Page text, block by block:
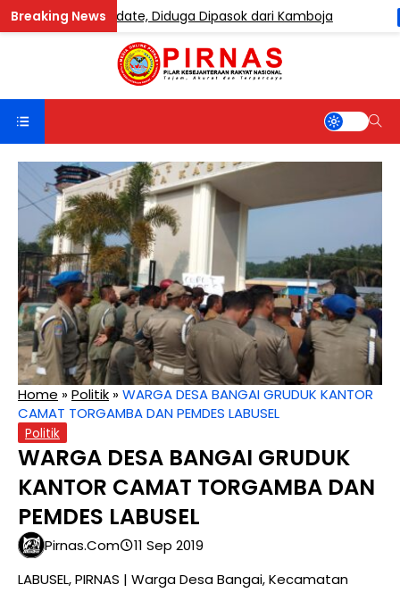
Etomidate, Diduga Dipasok dari Kamboja
Home »Politik »WARGA DESA BANGAI GRUDUK KANTOR
CAMAT TORGAMBA DAN PEMDES LABUSEL
Politik
WARGA DESA BANGAI GRUDUK
KANTOR CAMAT TORGAMBA DAN
PEMDES LABUSEL
Pirnas.com
11 Sep 2019
LABUSEL, PIRNAS | Warga Desa Bangai, Kecamatan